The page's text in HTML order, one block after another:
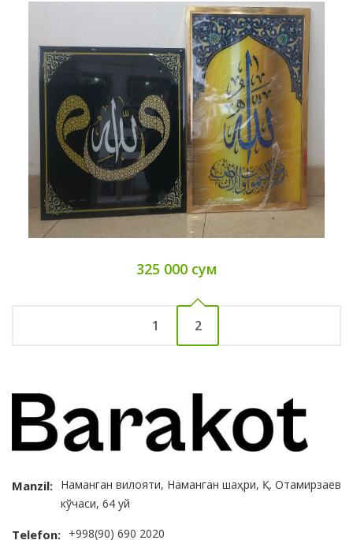
325 000 сум
1 2
Manzil: Наманган вилояти, Наманган шаҳри, Қ. Отамирзаев
кўчаси, 64 уй
Telefon: +998(90) 690 2020